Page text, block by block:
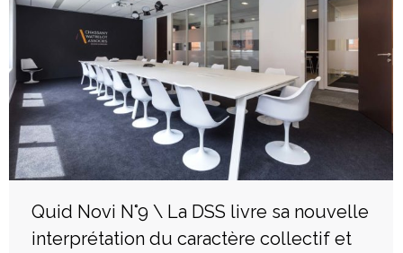
Quid Novi N°9 \ La DSS livre sa nouvelle
interprétation du caractère collectif et